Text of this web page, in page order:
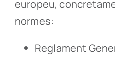
europeu,
normes:
Reglament